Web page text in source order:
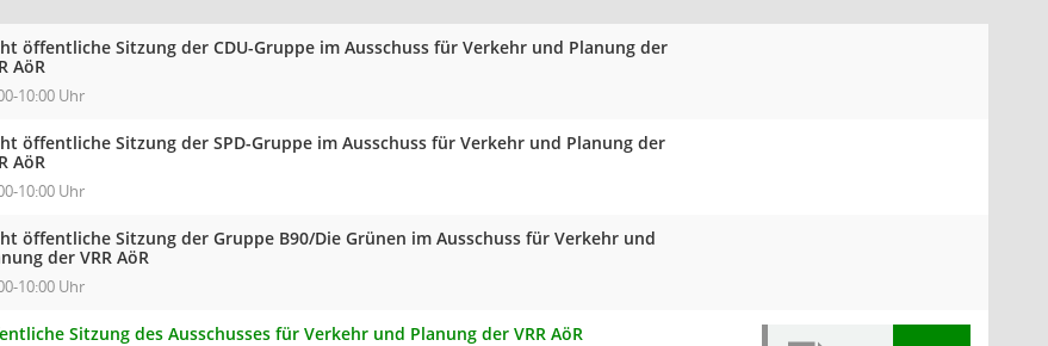
öffentliche Sitzung der CDU-Gruppe im Ausschuss für Verkehr und Planung der
AöR
10:00 Uhr
öffentliche Sitzung der SPD-Gruppe im Ausschuss für Verkehr und Planung der
AöR
10:00 Uhr
öffentliche Sitzung der Gruppe B90/Die Grünen im Ausschuss für Verkehr und
der VRR AöR
10:00 Uhr
Sitzung des Ausschusses für Verkehr und Planung der VRR AöR